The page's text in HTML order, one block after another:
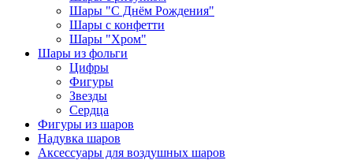
Шары "С Днём Рождения"
Шары с конфетти
Шары "Хром"
Шары из фольги
Цифры
Фигуры
Звезды
Сердца
Фигуры из шаров
Надувка шаров
Аксессуары для воздушных шаров